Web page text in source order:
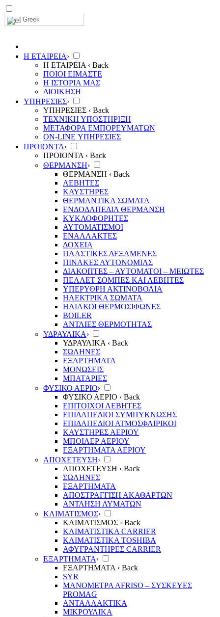
Greek
Η ΕΤΑΙΡΕΙΑ›
Η ΕΤΑΙΡΕΙΑ ‹ Back
ΠΟΙΟΙ ΕΙΜΑΣΤΕ
Η ΙΣΤΟΡΙΑ ΜΑΣ
ΔΙΟΙΚΗΣΗ
ΥΠΗΡΕΣΙΕΣ›
ΥΠΗΡΕΣΙΕΣ ‹ Back
ΤΕΧΝΙΚΗ ΥΠΟΣΤΗΡΙΞΗ
ΜΕΤΑΦΟΡΑ ΕΜΠΟΡΕΥΜΑΤΩΝ
ON-LINE ΥΠΗΡΕΣΙΕΣ
ΠΡΟΙΟΝΤΑ›
ΠΡΟΙΟΝΤΑ ‹ Back
ΘΕΡΜΑΝΣΗ›
ΘΕΡΜΑΝΣΗ ‹ Back
ΛΕΒΗΤΕΣ
ΚΑΥΣΤΗΡΕΣ
ΘΕΡΜΑΝΤΙΚΑ ΣΩΜΑΤΑ
ΕΝΔΟΔΑΠΕΔΙΑ ΘΕΡΜΑΝΣΗ
ΚΥΚΛΟΦΟΡΗΤΕΣ
ΑΥΤΟΜΑΤΙΣΜΟΙ
ΕΝΑΛΛΑΚΤΕΣ
ΔΟΧΕΙΑ
ΠΛΑΣΤΙΚΕΣ ΔΕΞΑΜΕΝΕΣ
ΠΙΝΑΚΕΣ ΑΥΤΟΝΟΜΙΑΣ
ΔΙΑΚΟΠΤΕΣ – ΑΥΤΟΜΑΤΟΙ – ΜΕΙΩΤΕΣ
ΠΕΛΛΕΤ ΣΟΜΠΕΣ ΚΑΙ ΛΕΒΗΤΕΣ
ΥΠΕΡΥΘΡΗ ΑΚΤΙΝΟΒΟΛΙΑ
ΗΛΕΚΤΡΙΚΑ ΣΩΜΑΤΑ
ΗΛΙΑΚΟΙ ΘΕΡΜΟΣΙΦΩΝΕΣ
BOILER
ΑΝΤΛΙΕΣ ΘΕΡΜΟΤΗΤΑΣ
ΥΔΡΑΥΛΙΚΑ›
ΥΔΡΑΥΛΙΚΑ ‹ Back
ΣΩΛΗΝΕΣ
ΕΞΑΡΤΗΜΑΤΑ
ΜΟΝΩΣΕΙΣ
ΜΠΑΤΑΡΙΕΣ
ΦΥΣΙΚΟ ΑΕΡΙΟ›
ΦΥΣΙΚΟ ΑΕΡΙΟ ‹ Back
ΕΠΙΤΟΙΧΟΙ ΛΕΒΗΤΕΣ
ΕΠΙΔΑΠΕΔΙΟΙ ΣΥΜΠΥΚΝΩΣΗΣ
ΕΠΙΔΑΠΕΔΙΟΙ ΑΤΜΟΣΦΑΙΡΙΚΟΙ
ΚΑΥΣΤΗΡΕΣ ΑΕΡΙΟΥ
ΜΠΟΙΛΕΡ ΑΕΡΙΟΥ
ΕΞΑΡΤΗΜΑΤΑ ΑΕΡΙΟΥ
ΑΠΟΧΕΤΕΥΣΗ›
ΑΠΟΧΕΤΕΥΣΗ ‹ Back
ΣΩΛΗΝΕΣ
ΕΞΑΡΤΗΜΑΤΑ
ΑΠΟΣΤΡΑΓΓΙΣΗ ΑΚΑΘΑΡΤΩΝ
ΑΝΤΛΗΣΗ ΛΥΜΑΤΩΝ
ΚΛΙΜΑΤΙΣΜΟΣ›
ΚΛΙΜΑΤΙΣΜΟΣ ‹ Back
ΚΛΙΜΑΤΙΣΤΙΚΑ CARRIER
ΚΛΙΜΑΤΙΣΤΙΚΑ TOSHIBA
ΑΦΥΓΡΑΝΤΗΡΕΣ CARRIER
ΕΞΑΡΤΗΜΑΤΑ›
ΕΞΑΡΤΗΜΑΤΑ ‹ Back
SYR
ΜΑΝΟΜΕΤΡΑ ΑFRISO – ΣΥΣΚΕΥΕΣ
PROMAG
ΑΝΤΑΛΛΑΚΤΙΚΑ
ΜΙΚΡΟΥΛΙΚΑ